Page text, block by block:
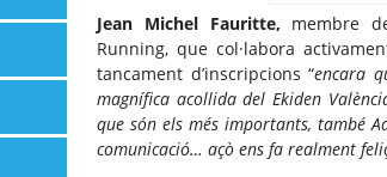
Jean Michel Fauritte, membre
Running, que col·labora
tancament d’inscripcions “encara
magnífica acollida del Ekiden
que són els més importants, també
comunicació… açò ens fa realment